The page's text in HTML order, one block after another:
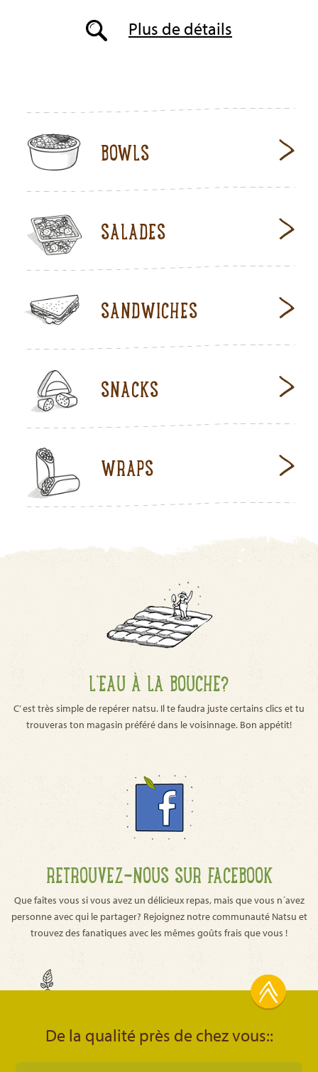
Plus de détails
BOWLS
SALADES
SANDWICHES
SNACKS
WRAPS
L’EAU À LA BOUCHE?
C’ est très simple de repérer natsu. Il te faudra juste certains clics et tu
trouveras ton magasin préféré dans le voisinnage. Bon appétit!
RETROUVEZ-NOUS SUR FACEBOOK
Que faîtes vous si vous avez un délicieux repas, mais que vous n´avez
personne avec qui le partager? Rejoignez notre communauté Natsu et
trouvez des fanatiques avec les mêmes goûts frais que vous !
De la qualité près de chez vous::